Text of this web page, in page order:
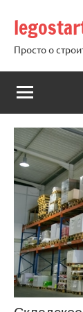
содержимому
Просто о